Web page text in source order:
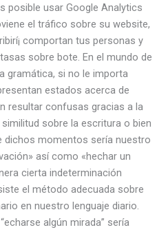
posible usar Google Analytics
el tráfico sobre su website,
comportan tus personas y
sobre bote. En el mundo de
gramática, si no le importa
estados acerca de
resultar confusas gracias a la
sobre la escritura o bien
dichos momentos serí­a nuestro
así­ como «hechar un
cierta indeterminación
el método adecuada sobre
en nuestro lenguaje diario.
algún mirada” serí­a